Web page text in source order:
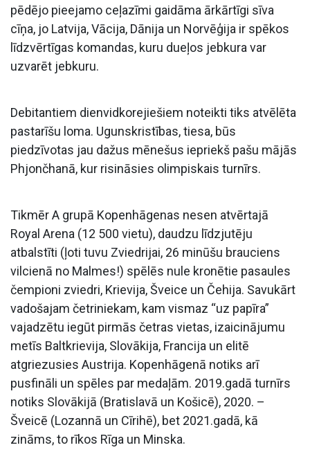
pēdējo pieejamo ceļazīmi gaidāma ārkārtīgi sīva
cīņa, jo Latvija, Vācija, Dānija un Norvēģija ir spēkos
līdzvērtīgas komandas, kuru dueļos jebkura var
uzvarēt jebkuru.
Debitantiem dienvidkorejiešiem noteikti tiks atvēlēta
pastarīšu loma. Ugunskristības, tiesa, būs
piedzīvotas jau dažus mēnešus iepriekš pašu mājās
Phjončhanā, kur risināsies olimpiskais turnīrs.
Tikmēr A grupā Kopenhāgenas nesen atvērtajā
Royal Arena (12 500 vietu), daudzu līdzjutēju
atbalstīti (ļoti tuvu Zviedrijai, 26 minūšu brauciens
vilcienā no Malmes!) spēlēs nule kronētie pasaules
čempioni zviedri, Krievija, Šveice un Čehija. Savukārt
vadošajam četriniekam, kam vismaz “uz papīra”
vajadzētu iegūt pirmās četras vietas, izaicinājumu
metīs Baltkrievija, Slovākija, Francija un elitē
atgriezusies Austrija. Kopenhāgenā notiks arī
pusfināli un spēles par medaļām. 2019.gadā turnīrs
notiks Slovākijā (Bratislavā un Košicē), 2020. –
Šveicē (Lozannā un Cīrihē), bet 2021.gadā, kā
zināms, to rīkos Rīga un Minska.